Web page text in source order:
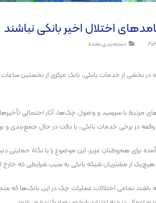
اختلال اخیر بانکی نباشند
دسته‌بندی نشده
در بخشی از خدمات بانکی، بانک مرکزی از نخستین
با سررسید و وصول چک‌ها، آثار احتمالی
در برخی خدمات بانکی، با دقت در حال جمع‌بندی و
برای هم‌وطنان عزیز، این موضوع را با نگاه
هیچ‌یک از مشتریان شبکه بانکی به سبب شرایطی که خارج از
باشند تمامی اختلالات عملیات چک در این بانک‌ها